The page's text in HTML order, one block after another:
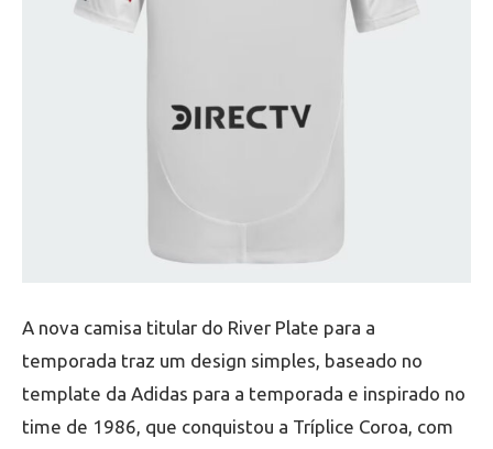
A nova camisa titular do River Plate para a
temporada traz um design simples, baseado no
template da Adidas para a temporada e inspirado no
time de 1986, que conquistou a Tríplice Coroa, com